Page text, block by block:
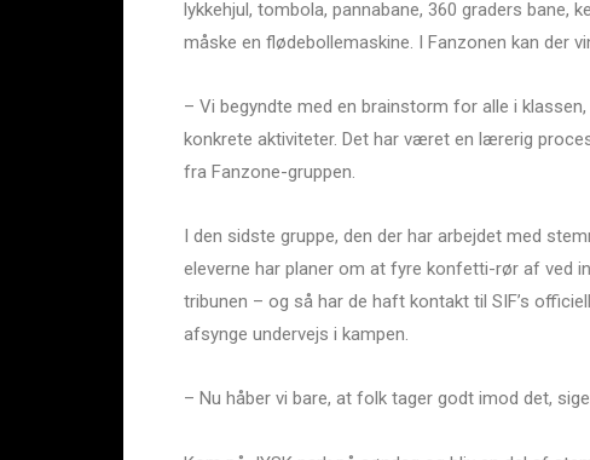
lykkehjul, tombola, pannabane, 360 graders bane,
måske en flødebollemaskine. I Fanzonen kan der
– Vi begyndte med en brainstorm for alle i
konkrete aktiviteter. Det har været en lærerig
fra Fanzone-gruppen.
I den sidste gruppe, den der har arbejdet med
eleverne har planer om at fyre konfetti-rør af ved
tribunen – og så har de haft kontakt til SIF’s
afsynge undervejs i kampen.
– Nu håber vi bare, at folk tager godt imod det,